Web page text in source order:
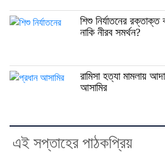
শিশু নির্যাতনের রক্তাক্ত
নাকি নীরব সমর্থন?
রামিসা হত্যা মামলায়
আসামির
এই সপ্তাহের পাঠকপ্রিয়